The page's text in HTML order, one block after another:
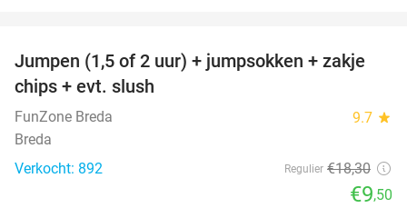
48%
Jumpen (1,5 of 2 uur) + jumpsokken + zakje
chips + evt. slush
FunZone Breda 9.7 star
Breda
Verkocht: 892
Regulier €18,30
€9,50